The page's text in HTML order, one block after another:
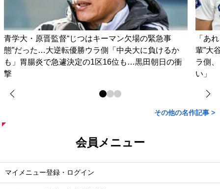
青学大・原晋監督“じつはキーマン欠場の緊急事
態”だった…大逆転優勝ウラ側「中央大に負けるか
も」胃腸炎で急遽決定の1区16位も…黒田朝日の衝
撃
「あ
輩”大
ラ側
い」
その他の名作記事 >
会員メニュー
マイメニュー登録・ログイン